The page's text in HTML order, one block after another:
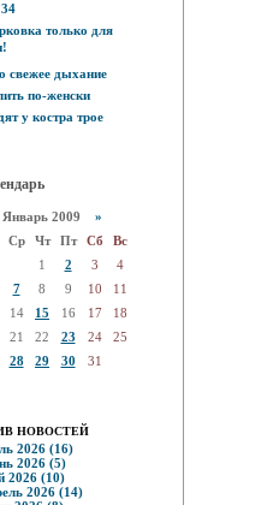
только для
свежее дыхание
по-женски
у костра трое
2009 »
Ср Чт Пт Сб
Вс
1
2 3
4
7 8 9 10
11
14 15 16 17
18
21 22 23 24
25
28 29 30 31
НОВОСТЕЙ
2026 (16)
2026 (5)
2026 (10)
2026 (14)